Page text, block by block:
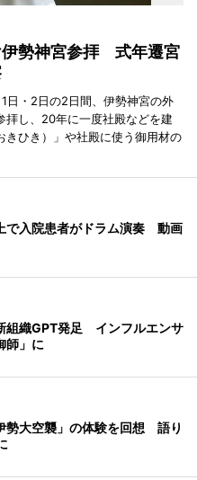
伊勢神宮参拝 式年遷宮
日・2日の2日間、伊勢神宮の外
拝し、20年に一度社殿などを建
ひき）」や社殿に使う御用材の
で入院患者がドラム演奏 動画
組織GPT発足 インフルエンサ
師」に
勢大空襲」の体験を回想 語り